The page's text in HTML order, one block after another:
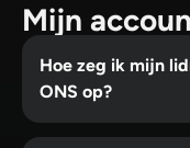
Mijn
Hoe zeg ik mijn
ONS op?